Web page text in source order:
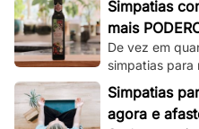
Simpatias
mais
De vez em
simpatias para
isso, veja aqui
vinagre!
Simpatias
agora e